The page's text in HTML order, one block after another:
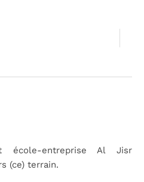
école-entreprise Al Jisr
(ce) terrain.